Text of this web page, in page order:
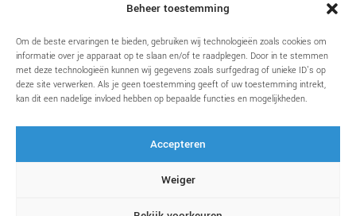
Beheer toestemming
Om de beste ervaringen te bieden, gebruiken wij technologieën zoals cookies om
informatie over je apparaat op te slaan en/of te raadplegen. Door in te stemmen
met deze technologieën kunnen wij gegevens zoals surfgedrag of unieke ID's op
deze site verwerken. Als je geen toestemming geeft of uw toestemming intrekt,
kan dit een nadelige invloed hebben op bepaalde functies en mogelijkheden.
Accepteren
Weiger
VOORWAARDEN
Disclaimer
Algemene voorwaarden
Privacybeleid & Cookies